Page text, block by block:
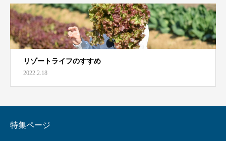
リゾートライフのすすめ
2022.2.18
特集ページ